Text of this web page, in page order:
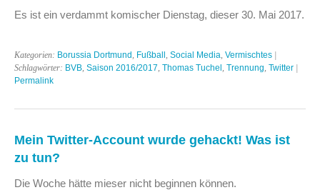
Es ist ein verdammt komischer Dienstag, dieser 30. Mai 2017.
Kategorien: Borussia Dortmund Fußball Social Media Vermischtes |
Schlagwörter: BVB Saison 2016/2017 Thomas Tuchel Trennung Twitter |
Permalink
Mein Twitter-Account wurde gehackt! Was ist
zu tun?
Die Woche hätte mieser nicht beginnen können.